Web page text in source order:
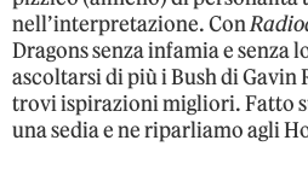
nell’interpretazione. Con
Dragons senza infamia e senza
ascoltarsi di più i Bush di Gavin
trovi ispirazioni migliori. Fatto
una sedia e ne riparliamo agli